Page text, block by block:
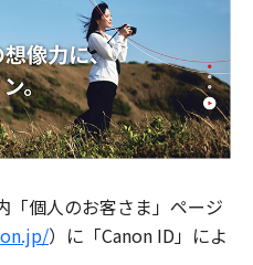
「個人のお客さま」ページ
）に「Canon ID」によ